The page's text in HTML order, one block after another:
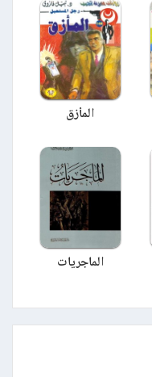
المأزق
الماجريات